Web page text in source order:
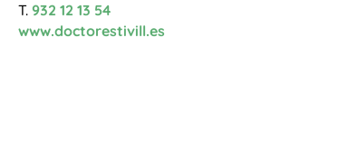
T. 932 12 13 54
www.doctorestivill.es